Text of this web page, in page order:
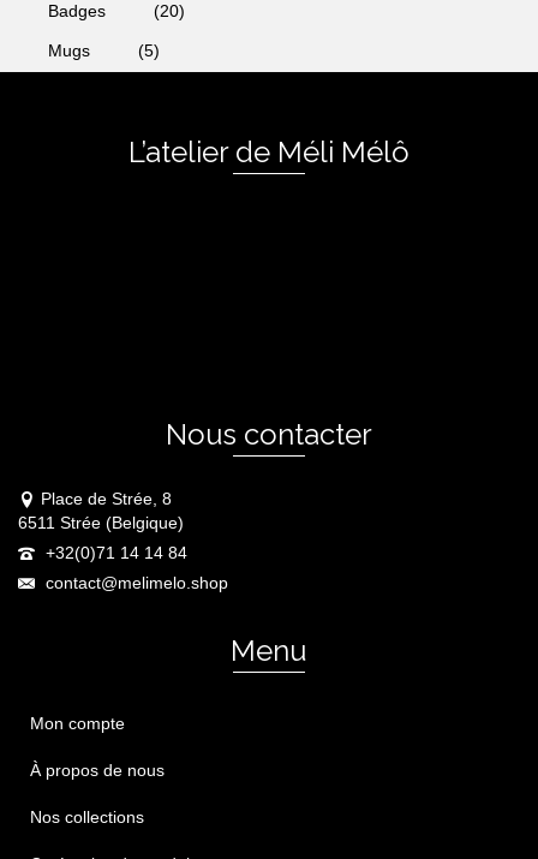
Badges (20)
Mugs (5)
L’atelier de Méli Mélô
Nous contacter
Place de Strée, 8
6511 Strée (Belgique)
+32(0)71 14 14 84
contact@melimelo.shop
Menu
Mon compte
À propos de nous
Nos collections